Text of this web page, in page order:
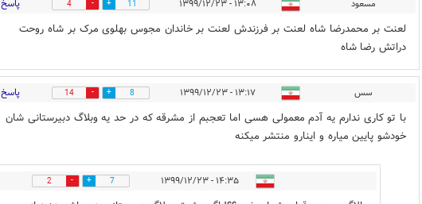
مسعود ۱۳:۰۸ - ۱۳۹۹/۱۲/۲۳ 11
4 پاسخ
لعنت بر محمدرضا شاه لعنت بر فرزندش لعنت بر خاندان مجوس بهلوی مرک بر شاه روحت
دراتش رضا شاه
سس ۱۳:۱۷ - ۱۳۹۹/۱۲/۲۳ 8
14 پاسخ
با تو کاری ندارم یه آدم معمولی هسی اما تعجبم از مشرقه که در حد یه وبلاگ دبیرستانی شان
خودشو پایین میاره و اینارو منتشر میکنه
۱۴:۳۵ - ۱۳۹۹/۱۲/۲۳ 7
2